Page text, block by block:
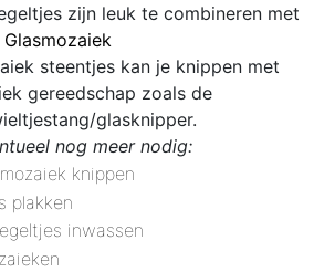
zijn leuk te combineren met
Glasmozaiek
steentjes kan je knippen met
gereedschap zoals de
glasknipper.
nog meer nodig: